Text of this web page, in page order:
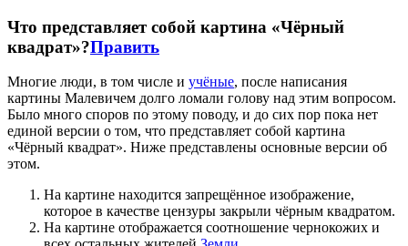
Что представляет собой картина «Чёрный
квадрат»?Править
Многие люди, в том числе и учёные, после написания
картины Малевичем долго ломали голову над этим вопросом.
Было много споров по этому поводу, и до сих пор пока нет
единой версии о том, что представляет собой картина
«Чёрный квадрат». Ниже представлены основные версии об
этом.
На картине находится запрещённое изображение,
которое в качестве цензуры закрыли чёрным квадратом.
На картине отображается соотношение чернокожих и